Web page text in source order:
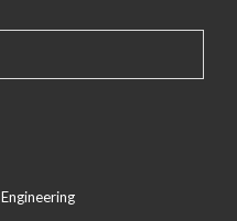
Engineering